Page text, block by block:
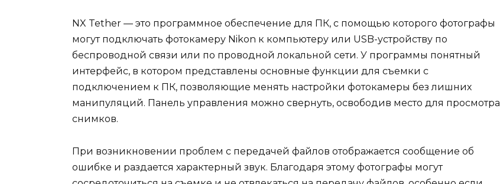
NX Tether — это программное обеспечение для ПК, с помощью которого фотографы
могут подключать фотокамеру Nikon к компьютеру или USB-устройству по
беспроводной связи или по проводной локальной сети. У программы понятный
интерфейс, в котором представлены основные функции для съемки с
подключением к ПК, позволяющие менять настройки фотокамеры без лишних
манипуляций. Панель управления можно свернуть, освободив место для просмотра
снимков.
При возникновении проблем с передачей файлов отображается сообщение об
ошибке и раздается характерный звук. Благодаря этому фотографы могут